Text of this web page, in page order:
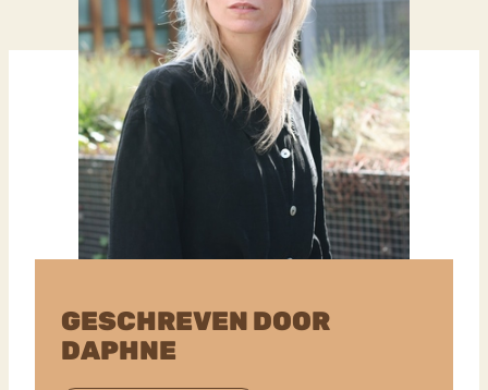
GESCHREVEN DOOR
DAPHNE